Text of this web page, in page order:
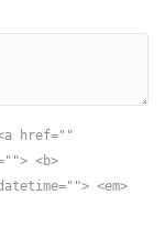
href=""
<b>
<em>